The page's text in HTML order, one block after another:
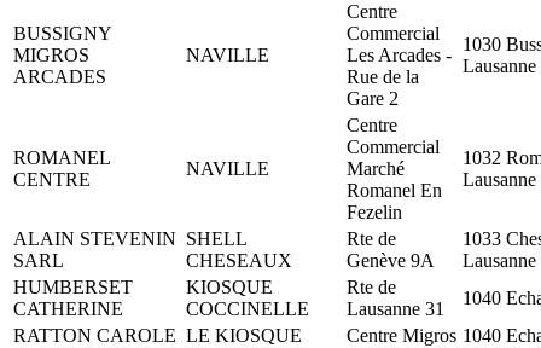
BUSSIGNY
MIGROS
ARCADES
NAVILLE
Centre
Commercial
Les Arcades -
Rue de la
Gare 2
1030
Lausanne
ROMANEL
CENTRE
NAVILLE
Centre
Commercial
Marché
Romanel En
Fezelin
1032
Lausanne
ALAIN STEVENIN
SARL
SHELL
CHESEAUX
Rte de
Genève 9A
1033
Lausanne
HUMBERSET
CATHERINE
KIOSQUE
COCCINELLE
Rte de
Lausanne 31
1040
RATTON CAROLE LE KIOSQUE Centre Migros 1040